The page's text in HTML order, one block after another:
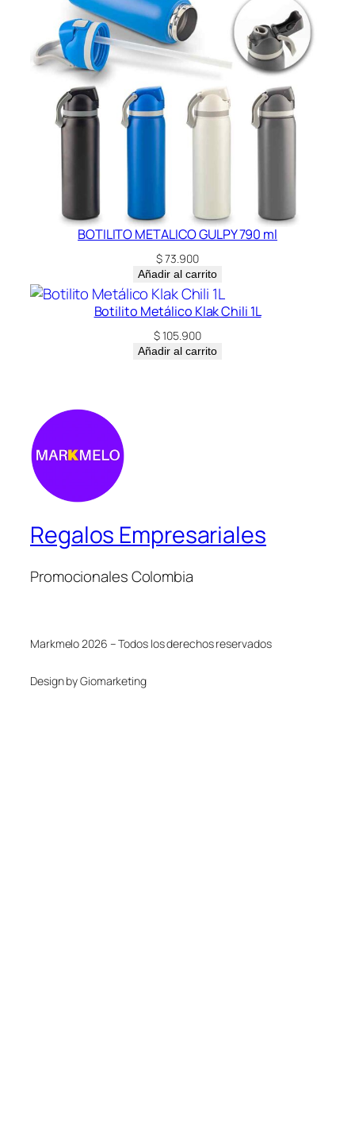
BOTILITO METALICO GULPY 790 ml
$73.900
Añadir al carrito
Botilito Metálico Klak Chili 1L
$105.900
Añadir al carrito
Regalos Empresariales
Promocionales Colombia
Markmelo 2026 – Todos los derechos reservados
Design by Giomarketing